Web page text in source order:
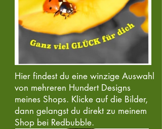
Hier findest du eine winzige Auswahl
von mehreren Hundert Designs
meines Shops. Klicke auf die Bilder,
dann gelangst du direkt zu meinem
Shop bei Redbubble.